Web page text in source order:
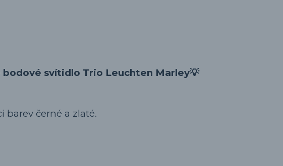
svítidlo Trio Leuchten Marley💡
barev černé a zlaté.